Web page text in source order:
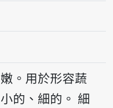
嫩。用於形容蔬
小的、細的。 細